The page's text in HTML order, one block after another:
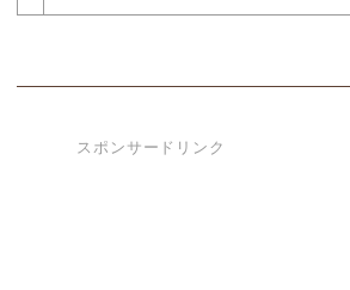
スポンサードリンク